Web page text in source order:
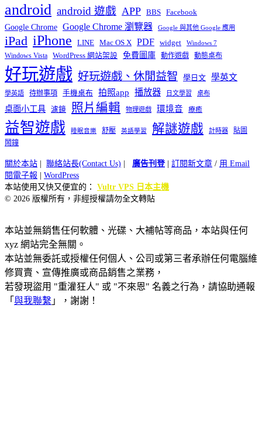
android android 遊戲 APP BBS Facebook
Google Chrome Google Chrome 瀏覽器 Google 與其他 Google 應用
iPad iPhone LINE Mac OS X PDF widget Windows 7
Windows Vista WordPress 網站架設 免費圖庫 動作遊戲 動態桌布
好玩遊戲 好玩遊戲、休閒益智 學日文 學英文
學英語 待辦事項 手機桌布 拍照app 播放器 日文學習 桌布
桌面小工具 濾鏡 照片編輯 物理遊戲 環境音 療癒
益智遊戲 睡眠音樂 舒壓 英語學習 解謎遊戲 計時器
貼圖
鬧鐘
關於本站 聯絡站長(Contact Us) 廣告刊登| 訂閱新文章 / 用 Email
閱電子報
WordPress
本站使用又快又便宜的： Vultr VPS 日本主機
© 2026 版權所有，非經授權請勿全文轉貼
本站並無銷售任何軟體、光碟、大補帖等商品，本站與任何
xyz 網站完全無關。
本站並無委託或授權任何個人、公司或第三者承辦任何電腦維
修買賣、宣傳推廣或商品銷售之業務，
若發現盜用 "重灌狂人" 或 "不來恩" 名義之行為，請協助通報
「 與我聯繫 」，謝謝！